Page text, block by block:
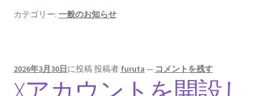
カテゴリー: 一般のお知らせ
2026年3月30日に投稿投稿者 furuta — コメントを残す